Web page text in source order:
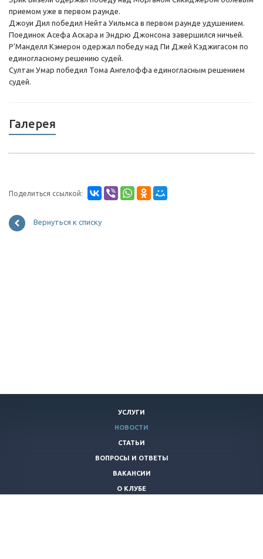
приемом уже в первом раунде.
Джоуи Дил победил Нейта Уильмса в первом раунде удушением.
Поединок Асефа Аскара и Эндрю Джонсона завершился ничьей.
Р’Манделл Кэмерон одержал победу над Пи Джей Кэджигасом по
единогласному решению судей.
Султан Умар победил Тома Ангелоффа единогласным решением
судей.
Галерея
Поделиться ссылкой:
Вернуться к списку
УСЛУГИ
НОВОСТИ
СТАТЬИ
ВОПРОСЫ И ОТВЕТЫ
ВАКАНСИИ
О КЛУБЕ